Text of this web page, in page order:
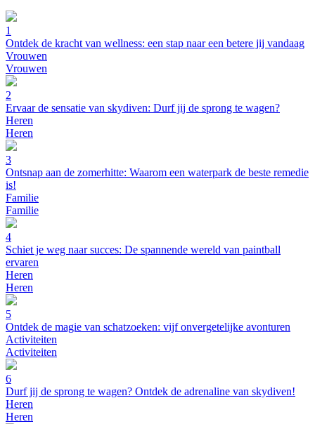
1
Ontdek de kracht van wellness: een stap naar een betere jij vandaag
Vrouwen
Vrouwen
2
Ervaar de sensatie van skydiven: Durf jij de sprong te wagen?
Heren
Heren
3
Ontsnap aan de zomerhitte: Waarom een waterpark de beste remedie
is!
Familie
Familie
4
Schiet je weg naar succes: De spannende wereld van paintball
ervaren
Heren
Heren
5
Ontdek de magie van schatzoeken: vijf onvergetelijke avonturen
Activiteiten
Activiteiten
6
Durf jij de sprong te wagen? Ontdek de adrenaline van skydiven!
Heren
Heren